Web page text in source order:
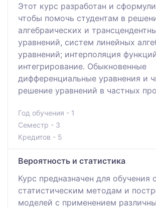
Этот курс разработан и
чтобы помочь студентам в
алгебраических и
уравнений, систем линейных
уравнений; интерполяция
интегрирование. Обыкновенные
дифференциальные уравнения и
решение уравнений в частных
Год обучения - 1
Семестр - 3
Кредитов - 5
Вероятность и статистика
Курс предназначен для обучения
статистическим методам и
моделей с применением